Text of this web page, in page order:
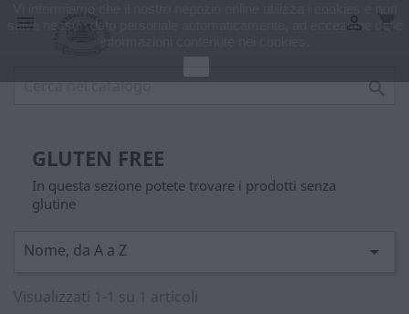
 shopping_cart


GLUTEN FREE
In questa sezione potete trovare i prodotti senza
glutine
Nome, da A a Z 
Visualizzati 1-1 su 1 articoli
salva nessun dato personale automaticamente, ad eccezione delle
informazioni contenute nei cookies.